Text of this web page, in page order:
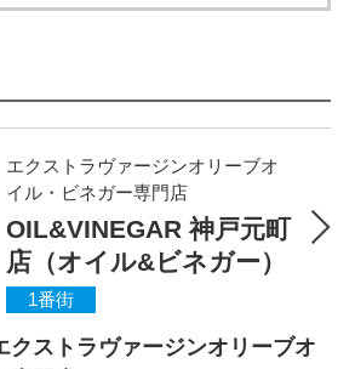
エクストラヴァージンオリーブオ
イル・ビネガー専門店
OIL&VINEGAR 神戸元町
店（オイル&ビネガー）
1番街
クストラヴァージンオリーブオ